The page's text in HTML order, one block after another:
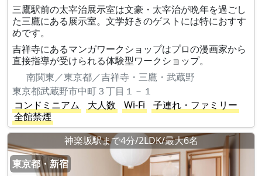
三鷹駅前の太宰治展示室は文豪・太宰治が晩年を過ごし
た三鷹にある展示室。文学好きのゲストには特におすす
めです。
吉祥寺にあるマンガワークショップはプロの漫画家から
直接指導が受けられる体験型ワークショップ。
南関東／東京都／吉祥寺・三鷹・武蔵野
東京都武蔵野市中町３丁目１－１
コンドミニアム
大人数 Wi-Fi
子連れ・ファミリー
全館禁煙
神楽坂駅まで4分/2LDK/最大6名
東京都・新宿